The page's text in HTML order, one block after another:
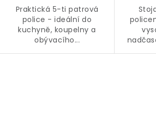
Praktická 5-ti patrová
police - ideální do
kuchyně, koupelny a
obývacího...